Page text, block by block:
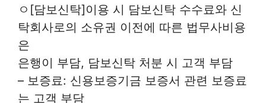
ㅇ[담보신탁]이용 시 담보신탁 수수료와 신
탁회사로의 소유권 이전에 따른 법무사비용
은
은행이 부담, 담보신탁 처분 시 고객 부담
– 보증료: 신용보증기금 보증서 관련 보증료
는 고객 부담